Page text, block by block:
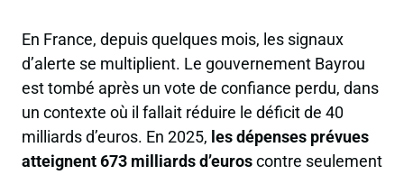
En France, depuis quelques mois, les signaux
d’alerte se multiplient. Le gouvernement Bayrou
est tombé après un vote de confiance perdu, dans
un contexte où il fallait réduire le déficit de 40
milliards d’euros. En 2025, les dépenses prévues
atteignent 673 milliards d’euroscontre seulement